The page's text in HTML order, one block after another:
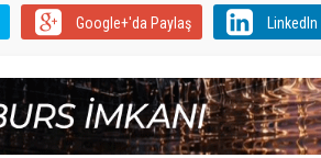
Google+'da Paylaş LinkedIn